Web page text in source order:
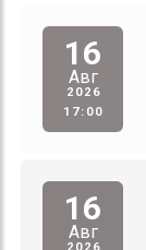
16
Авг
2026
17:00
16
Авг